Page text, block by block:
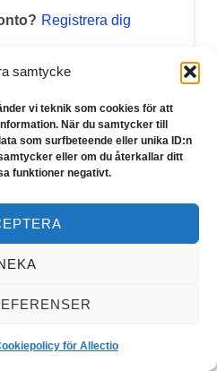
samtycke
vi teknik som cookies för att
När du samtycker till
som surfbeteende eller unika ID:n
eller om du återkallar ditt
funktioner negativt.
för Allectio
Registrera dig